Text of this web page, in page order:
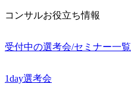
コンサルお役立ち情報
受付中の選考会/セミナー一覧
1day選考会